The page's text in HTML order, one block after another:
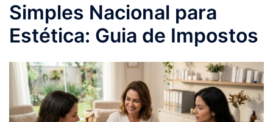
Simples Nacional para
Estética: Guia de Impostos